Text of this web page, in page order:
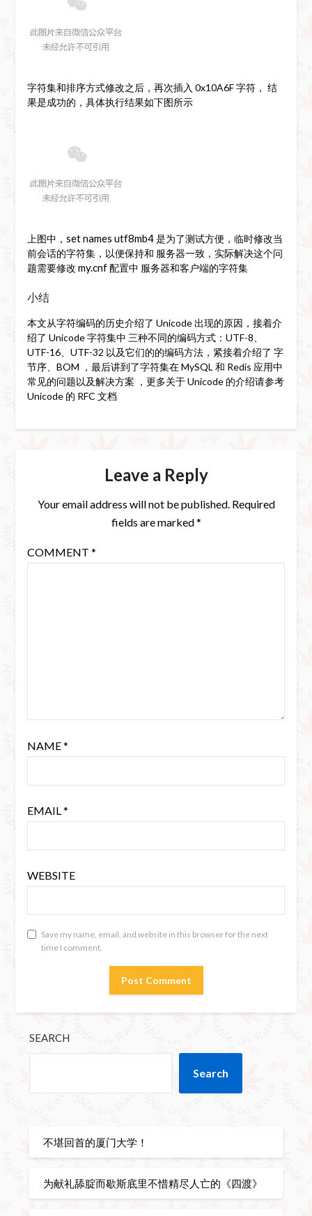
字符集和排序方式修改之后，再次插入 0x10A6F 字符， 结
果是成功的，具体执行结果如下图所示
上图中， set names utf8mb4是为了测试方便，临时修改当
前会话的字符集，以便保持和 服务器一致，实际解决这个问
题需要修改 my.cnf配置中 服务器和客户端的字符集
小结
本文从字符编码的历史介绍了 Unicode 出现的原因，接着介
绍了 Unicode 字符集中 三种不同的编码方式：UTF-8、
UTF-16、UTF-32 以及它们的的编码方法，紧接着介绍了 字
节序、BOM ，最后讲到了字符集在 MySQL 和 Redis 应用中
常见的问题以及解决方案 ，更多关于 Unicode 的介绍请参考
Unicode 的 RFC 文档
Leave a Reply
Your email address will not be published. Required
fields are marked*
COMMENT *
NAME*
EMAIL*
WEBSITE
Save my name, email, and website in this browser for the next
time I comment.
SEARCH
Search
不堪回首的厦门大学！
为献礼舔腚而歇斯底里不惜精尽人亡的《四渡》